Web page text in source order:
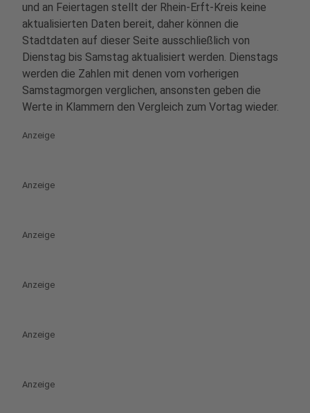
und an Feiertagen stellt der Rhein-Erft-Kreis keine
aktualisierten Daten bereit, daher können die
Stadtdaten auf dieser Seite ausschließlich von
Dienstag bis Samstag aktualisiert werden. Dienstags
werden die Zahlen mit denen vom vorherigen
Samstagmorgen verglichen, ansonsten geben die
Werte in Klammern den Vergleich zum Vortag wieder.
Anzeige
Anzeige
Anzeige
Anzeige
Anzeige
Anzeige